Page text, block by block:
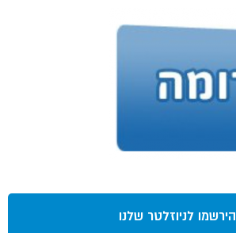
הירשמו לניוזלטר שלנו